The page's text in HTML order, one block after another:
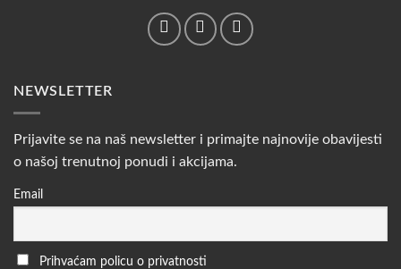
NEWSLETTER
Prijavite se na naš newsletter i primajte najnovije obavijesti
o našoj trenutnoj ponudi i akcijama.
Email
Prihvaćam policu o privatnosti